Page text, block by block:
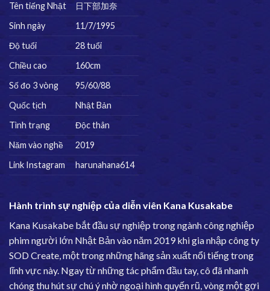
Tên tiếng Nhật
日下部加奈
Sinh ngày
11/7/1995
Độ tuổi
28 tuổi
Chiều cao
160cm
Số đo 3 vòng
95/60/88
Quốc tịch
Nhật Bản
Tình trạng
Độc thân
Năm vào nghề
2019
Link Instagram
harunahana614
Hành trình sự nghiệp của diễn viên Kana Kusakabe
Kana Kusakabe bắt đầu sự nghiệp trong ngành công nghiệp
phim người lớn Nhật Bản vào năm 2019 khi gia nhập công ty
SOD Create, một trong những hãng sản xuất nổi tiếng trong
lĩnh vực này. Ngay từ những tác phẩm đầu tay, cô đã nhanh
chóng thu hút sự chú ý nhờ ngoại hình quyến rũ, vòng một gợi